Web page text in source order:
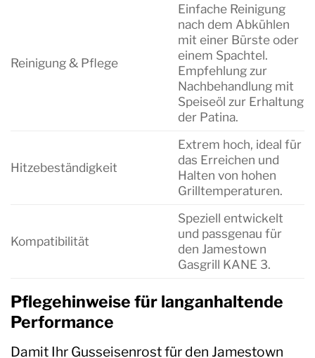
Reinigung & Pflege
Einfache Reinigung
nach dem Abkühlen
mit einer Bürste oder
einem Spachtel.
Empfehlung zur
Nachbehandlung mit
Speiseöl zur Erhaltung
der Patina.
Hitzebeständigkeit
Extrem hoch, ideal für
das Erreichen und
Halten von hohen
Grilltemperaturen.
Kompatibilität
Speziell entwickelt
und passgenau für
den Jamestown
Gasgrill KANE 3.
Pflegehinweise für langanhaltende
Performance
Damit Ihr Gusseisenrost für den Jamestown